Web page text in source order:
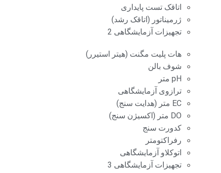
اتاقک تست پایداری
ژرمیناتور (اتاقک رشد)
تجهیزات آزمایشگاهی 2
هات پلیت مگنت (هیتر استیرر)
شوف بالن
pH متر
ترازوی آزمایشگاهی
EC متر (هدایت سنج)
DO متر (اکسیژن سنج)
کدورت سنج
رفراکتومتر
اتوکلاو آزمایشگاهی
تجهیزات آزمایشگاهی 3